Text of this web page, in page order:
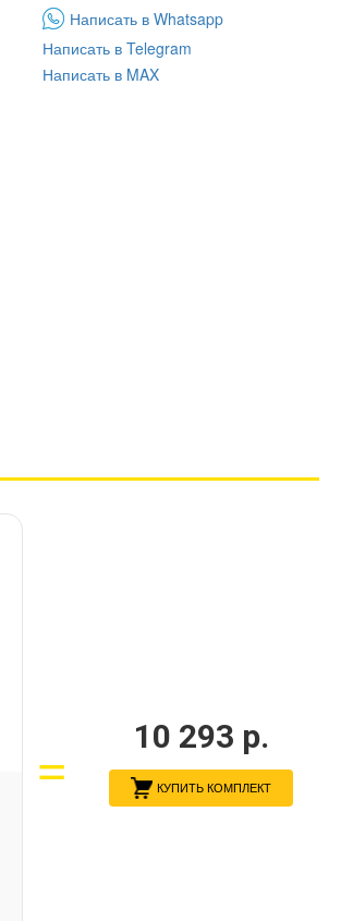
Написать в Whatsapp
Написать в Telegram
Написать в MAX
10 293 р.
КУПИТЬ КОМПЛЕКТ